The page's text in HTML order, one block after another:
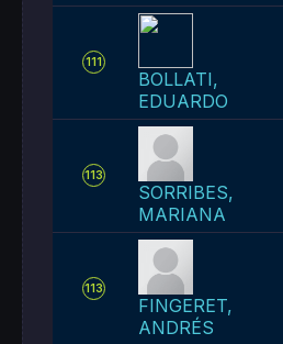
111
BOLLATI,
EDUARDO
113
SORRIBES,
MARIANA
113
FINGERET,
ANDRÉS